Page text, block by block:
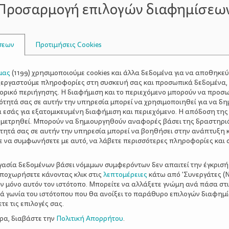
από τη μωρουδιακή και πρώτη παιδική ηλικία, άρχισαν
, φτιάχναμε δικές μας ιστορίες, παίζαμε «πετάει –
αυτοκίνητο είναι ευχάριστη. Κανείς δεν
Τα αγγελούδια μου μεγάλωσαν κι άλλο. Ξεκίνησαν το
που υπήρχαν μέσα στο αυτοκίνητο,
συνδυάστηκε με τις ερωτήσεις «ποιο είναι
το πράσινο για τα αυτοκίνητα, πες μου». Το
εγώ τι αντιλαμβάνονται και τι τους κάνει εντύπωση
επιλογών
Προτιμήσεις Cookies
(1199) χρησιμοποιούμε cookies και άλλα δεδομένα για να
πληροφορίες στη συσκευή σας και προσωπικά
περιήγησης. Η διαφήμιση και το περιεχόμενο μπορούν να
σας σε αυτήν την υπηρεσία μπορεί να χρησιμοποιηθεί για να
εσάς για εξατομικευμένη διαφήμιση και περιεχόμενο. Η απόδοση
Μπορούν να δημιουργηθούν αναφορές βάσει της
σας σε αυτήν την υπηρεσία μπορεί να βοηθήσει στην ανάπτυξη
να συμφωνήσετε με αυτό, να λάβετε περισσότερες πληροφορίες και
δεδομένων βάσει νόμιμων συμφερόντων δεν απαιτεί την
κάνοντας κλικ στις λεπτομέρειες κάτω από 'Συνεργάτες
μόνο αυτόν τον ιστότοπο. Μπορείτε να αλλάξετε γνώμη ανά πάσα
γωνία του ιστότοπου που θα ανοίξει το παράθυρο επιλογών
τις επιλογές σας.
διαβάστε την Πολιτική Απορρήτου.